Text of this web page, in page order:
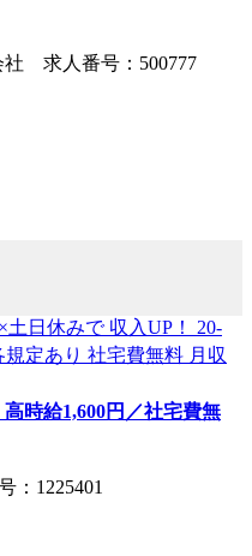
社 求人番号：500777
時給1,600円／社宅費無
：1225401